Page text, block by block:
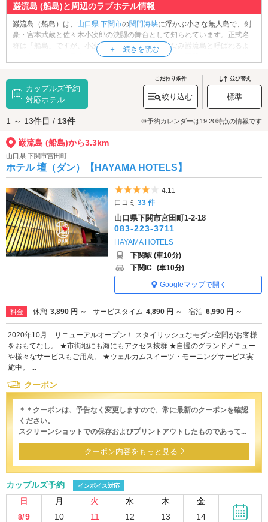
巌流島 (船島)と周辺のラブホテル情報
巌流島（船島）は、 山口県 下関市の関門海峡に浮かぶ小さな無人島で、剣
豪・宮本武蔵と佐々木小次郎の決闘の舞台として知られています。正式名
称は「船島」ですが、小次郎の流派「巌流」にちなみ巌流島と呼ばれるよ
うになりました。島内には両雄の決闘を再現した像や石碑が点在し、歴史
展望台からは関門海峡の絶景や下関市街地を一望でき、特に夕暮れ時はカ
ップルに人気の時間帯。桟橋や遊歩道も整備され、のんびりと過ごせる環
境が整っています。また釣りスポットとしても知られており、アウトドア
派にもおすすめ。島へは定期連絡船で約10分とアクセスも良好。船上から
潮風を感じながら海の旅を楽しみつつ、巌流島では歴史と自然が織りなす
非日常の時間をお過ごしください。
巌流島 (船島)へは、下関駅・彦島エリアのラブホテル
司エリアのラブホテル
カップルズ予約
対応ホテル
こだわり条件
絞り込む
並び替え
標準
1 ～ 13件目 / 13件 ※予約カレンダーは19:20時点の情報です
巌流島 (船島)から3.3km
山口県 下関市宮田町
ホテル 壇（ダン）【HAYAMA HOTELS】
5つ星のうち4
4.11
口コミ33 件
山口県下関市宮田町1-2-18
083-223-3711
HAYAMA HOTELS
下関駅 (車10分)
下関IC (車10分)
Googleマップで開く
料金 休憩 3,890 円 ～ サービスタイム 4,890 円 ～ 宿泊 6,990 円 ～
2020年10月 リニューアルオープン！ スタイリッシュなモダン空間がお客様
をおもてなし。 ★市街地にも海にもアクセス抜群 ★自慢のグランドメニュー
や様々なサービスもご用意。 ★ウェルカムスイーツ・モーニングサービス実
施中。 ...
クーポン
＊＊クーポンは、予告なく変更しますので、常に最新のクーポンを確認
ください。
スクリーンショットでの保存およびプリントアウトしたものであって...
クーポン内容をもっと見る
カップルズ予約 インボイス対応
日 月 火 水 木 金
8/9
10
11
12
13
14